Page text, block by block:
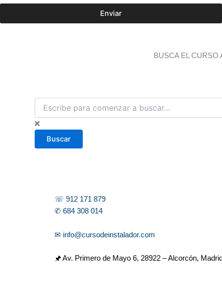
Enviar
BUSCA EL CURSO
B
s
c
Buscar
☏ 912 171 879
✆ 684 308 014
✉ info@cursodeinstalador.com
🖈 Av. Primero de Mayo 6, 28922 – Alcorcón,